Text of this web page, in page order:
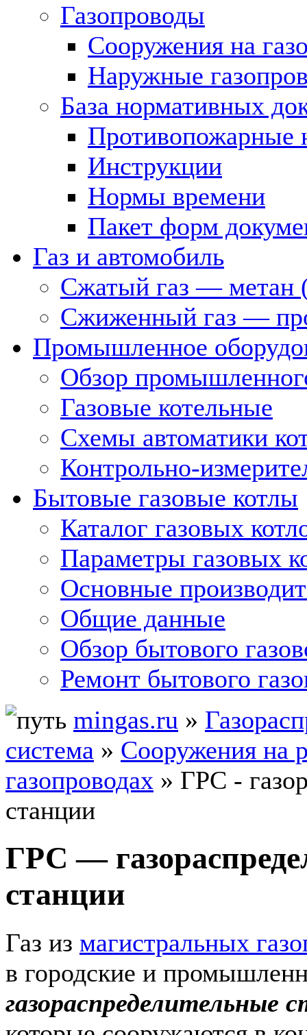
Газопроводы
Сооружения на
Наружные
База нормативных
Противопожарные
Инструкции
Нормы времени
Пакет форм
Газ и автомобиль
Сжатый газ — метан
Сжиженный газ —
Промышленное
Обзор
Газовые котельные
Схемы автоматики
Контрольно-
Бытовые газовые котлы
Каталог газовых
Параметры газовых
Основные
Общие данные
Обзор бытового
Ремонт бытового
mingas.ru »
система » Сооружения на
газопроводах » ГРС -
станции
ГРС —
станции
Газ из магистральных
в городские и
газораспределительные